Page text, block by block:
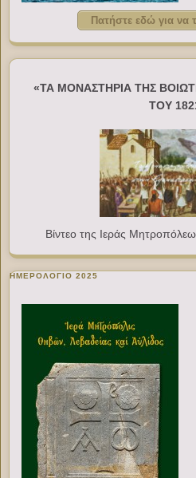
Πατήστε εδώ για να
«ΤΑ ΜΟΝΑΣΤΗΡΙΑ ΤΗΣ
ΤΟΥ
Βίντεο της Ιεράς
ΗΜΕΡΟΛΟΓΙΟ 2025